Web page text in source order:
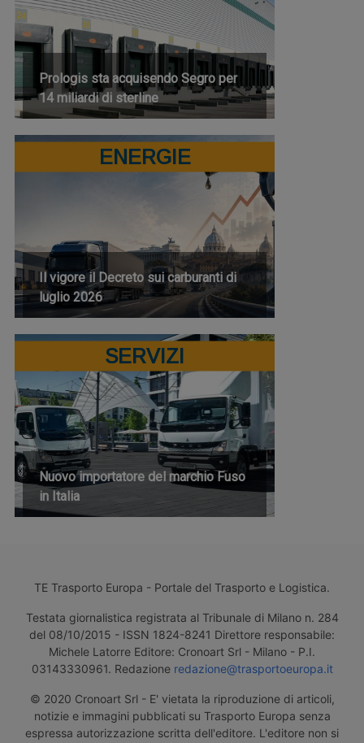
Prologis sta acquisendo Segro per
14 miliardi di sterline
ENERGIE
Il vigore il Decreto sui carburanti di
luglio 2026
SERVIZI
Nuovo importatore del marchio Fuso
in Italia
TE Trasporto Europa - Portale del Trasporto e Logistica.
Testata giornalistica registrata al Tribunale di Milano n. 284
del 08/10/2015 - ISSN 1824-8241 Direttore responsabile:
Michele Latorre Editore: Cronoart Srl - Milano - P.I.
03143330961. Redazione redazione@trasportoeuropa.it
© 2020 Cronoart Srl - E' vietata la riproduzione di articoli,
notizie e immagini pubblicati su Trasporto Europa senza
espressa autorizzazione scritta dell'editore. L'editore non si